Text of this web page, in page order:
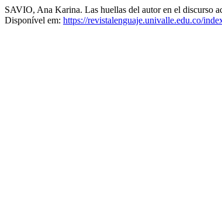
SAVIO, Ana Karina. Las huellas del autor en el discurso
Disponível em: https://revistalenguaje.univalle.edu.co/